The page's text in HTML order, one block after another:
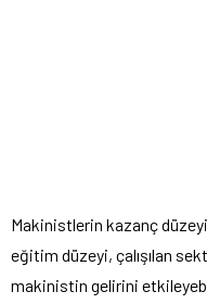
Makinistlerin kazanç
eğitim düzeyi, çalışılan
makinistin gelirini